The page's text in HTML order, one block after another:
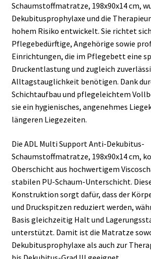
Schaumstoffmatratze, 198x90x14 cm,
Dekubitusprophylaxe und die
hohem Risiko entwickelt. Sie richtet
Pflegebedürftige, Angehörige sowie
Einrichtungen, die im Pflegebett eine
Druckentlastung und zugleich
Alltagstauglichkeit benötigen. Dank
Schichtaufbau und pflegeleichtem
sie ein hygienisches, angenehmes
längeren Liegezeiten.
Die ADL Multi Support Anti-Dekubitus-
Schaumstoffmatratze, 198x90x14 cm,
Oberschicht aus hochwertigem
stabilen PU-Schaum-Unterschicht.
Konstruktion sorgt dafür, dass der
und Druckspitzen reduziert werden,
Basis gleichzeitig Halt und
unterstützt. Damit ist die Matratze
Dekubitusprophylaxe als auch zur